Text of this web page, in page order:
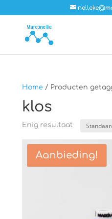
Home / Producten
klos
Enig resultaat
Aanbieding!